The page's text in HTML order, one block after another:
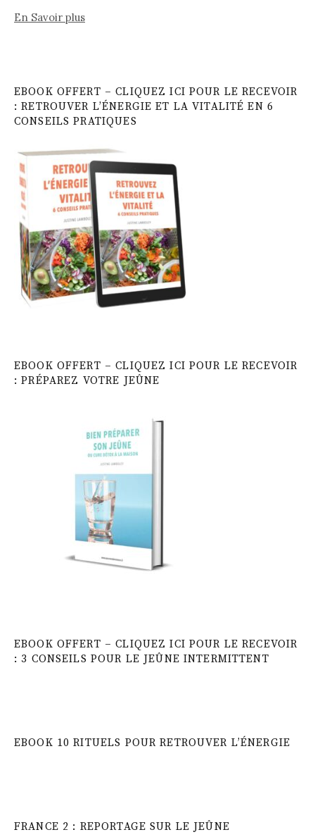
En Savoir plus
EBOOK OFFERT – CLIQUEZ ICI POUR LE RECEVOIR
: RETROUVER L’ÉNERGIE ET LA VITALITÉ EN 6
CONSEILS PRATIQUES
EBOOK OFFERT – CLIQUEZ ICI POUR LE RECEVOIR
: PRÉPAREZ VOTRE JEÛNE
EBOOK OFFERT – CLIQUEZ ICI POUR LE RECEVOIR
: 3 CONSEILS POUR LE JEÛNE INTERMITTENT
EBOOK 10 RITUELS POUR RETROUVER L’ÉNERGIE
FRANCE 2 : REPORTAGE SUR LE JEÛNE